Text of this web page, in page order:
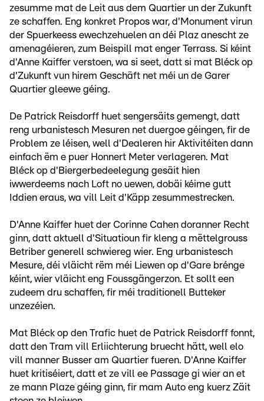
zesumme mat de Leit aus dem Quartier un der Zukunft
ze schaffen. Eng konkret Propos war, d'Monument virun
der Spuerkeess ewechzehuelen an déi Plaz anescht ze
amenagéieren, zum Beispill mat enger Terrass. Si kéint
d'Anne Kaiffer verstoen, wa si seet, datt si mat Bléck op
d'Zukunft vun hirem Geschäft net méi un de Garer
Quartier gleewe géing.
De Patrick Reisdorff huet sengersäits gemengt, datt
reng urbanistesch Mesuren net duergoe géingen, fir de
Problem ze léisen, well d'Dealeren hir Aktivitéiten dann
einfach ëm e puer Honnert Meter verlageren. Mat
Bléck op d'Biergerbedeelegung gesäit hien
iwwerdeems nach Loft no uewen, dobäi kéime gutt
Iddien eraus, wa vill Leit d'Käpp zesummestrecken.
D'Anne Kaiffer huet der Corinne Cahen doranner Recht
ginn, datt aktuell d'Situatioun fir kleng a mëttelgrouss
Betriber generell schwiereg wier. Eng urbanistesch
Mesure, déi vläicht rëm méi Liewen op d'Gare brénge
kéint, wier vläicht eng Foussgängerzon. Et sollt een
zudeem dru schaffen, fir méi traditionell Butteker
unzezéien.
Mat Bléck op den Trafic huet de Patrick Reisdorff fonnt,
datt den Tram vill Erliichterung bruecht hätt, well elo
vill manner Busser am Quartier fueren. D'Anne Kaiffer
huet kritiséiert, datt et ze vill ee Passage gi wier an et
ze mann Plaze géing ginn, fir mam Auto eng kuerz Zäit